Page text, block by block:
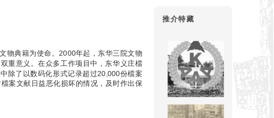
物典籍为使命。2000年起，东华三院文物
重意义。在众多工作项目中，东华义庄檔
除了以数码化形式记录超过20,000份檔案
案文献日益恶化损坏的情况，及时作出保
推介特藏